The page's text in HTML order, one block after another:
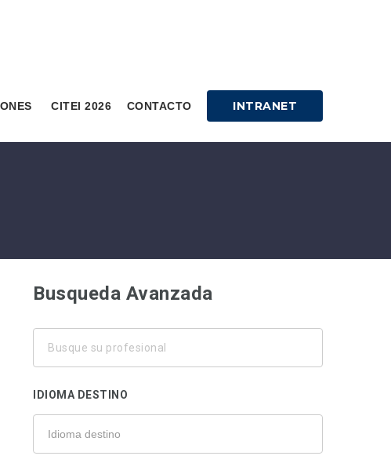
CITEI 2026 CONTACTO INTRANET
Busqueda Avanzada
IDIOMA DESTINO